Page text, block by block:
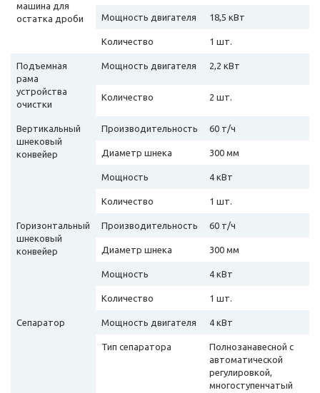
машина для
остатка дроби
Мощность двигателя 18,5 кВт
Количество 1 шт.
Подъемная
рама
устройства
очистки
Мощность двигателя 2,2 кВт
Количество 2 шт.
Вертикальный
шнековый
конвейер
Производительность 60 т/ч
Диаметр шнека 300 мм
Мощность 4 кВт
Количество 1 шт.
Горизонтальный
шнековый
конвейер
Производительность 60 т/ч
Диаметр шнека 300 мм
Мощность 4 кВт
Количество 1 шт.
Сепаратор Мощность двигателя 4 кВт
Тип сепаратора
Полнозанавесной с
автоматической
регулировкой,
многоступенчатый